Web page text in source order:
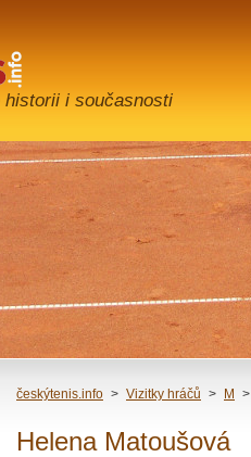
i současnosti
českýtenis.info > Vizitky hráčů > M >
Helena Matoušová